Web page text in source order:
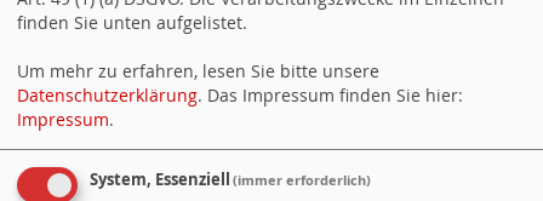
Datei laden: Das Regierungsprogramm der NRWSPD
2022 - 2027
13.04.2022,
finden Sie unten aufgelistet.
Um mehr zu erfahren, lesen Sie bitte unsere
Datenschutzerklärung. Das Impressum finden Sie hier:
Impressum.
System, Essenziell (immer erforderlich)